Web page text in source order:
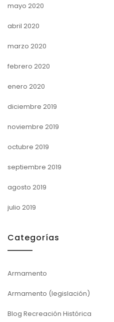
mayo 2020
abril 2020
marzo 2020
febrero 2020
enero 2020
diciembre 2019
noviembre 2019
octubre 2019
septiembre 2019
agosto 2019
julio 2019
Categorías
Armamento
Armamento (legislación)
Blog Recreación Histórica